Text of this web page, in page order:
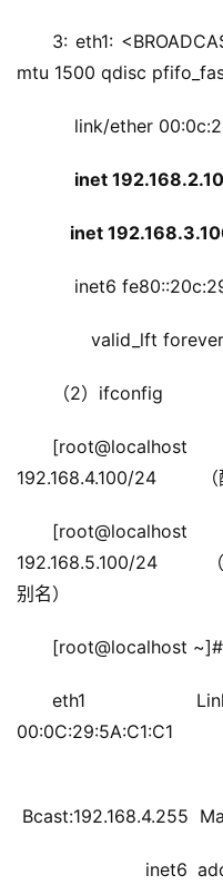
3: eth1:
mtu 1500 qdisc
link/ether
inet
inet
inet6
valid_lft forever
（2）ifconfig
192.168.4.100/24
192.168.5.100/24
别名）
[root@localhost
eth1      Link
00:0C:29:5A:C1:C1
Bcast:192.168.4.255
inet6 addr: